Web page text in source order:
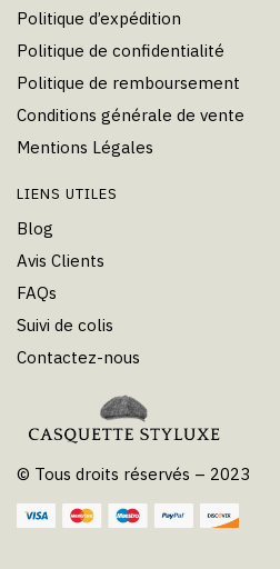
Politique d’expédition
Politique de confidentialité
Politique de remboursement
Conditions générale de vente
Mentions Légales
LIENS UTILES
Blog
Avis Clients
FAQs
Suivi de colis
Contactez-nous
© Tous droits réservés – 2023